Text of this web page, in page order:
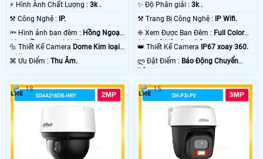
️⚡ Hình Ành Chất Lượng : 3k .
⚒ Công Nghệ :
IP.
🔦 Hình ảnh ban đêm : Hồng Ngoại
10m Hồng Ngoại SMD.
🔩 Thiết Kế Camera Dome Kim loại
+ Nhựa.
️⌘ Ưu Điểm : Thu Âm.
✨ Độ Phân giải :3k .
⚒ Trang Bị Công Nghệ :
IP Wifi.
❈ Xem Được Ban Đêm : Full Color
20m Có Màu Ban Ðêm.
👑 Thiết Kế Camera
IP67 xoay 360.
️ლ Đặt Điểm : Báo Động Chuyển
18 15